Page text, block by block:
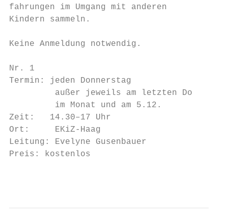
fahrungen im Umgang mit anderen
Kindern sammeln.
Keine Anmeldung notwendig.
Nr. 1
Termin: jeden Donnerstag
außer jeweils am letzten Do
im Monat und am 5.12.
Zeit:   14.30–17 Uhr
Ort:     EKiZ-Haag
Leitung: Evelyne Gusenbauer
Preis: kostenlos